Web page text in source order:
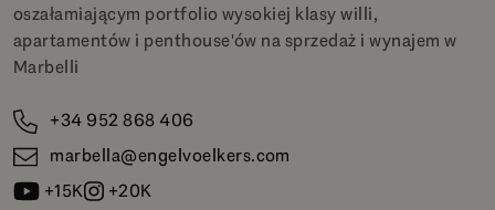
oszałamiającym portfolio wysokiej klasy willi,
apartamentów i penthouse'ów na sprzedaż i wynajem w
Marbelli
+34 952 868 406
marbella@engelvoelkers.com
+15K
+20K